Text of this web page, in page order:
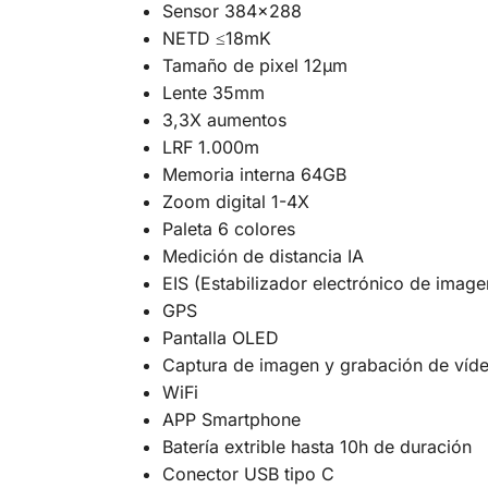
Sensor 384×288
NETD ≤18mK
Tamaño de pixel 12µm
Lente 35mm
3,3X aumentos
LRF 1.000m
Memoria interna 64GB
Zoom digital 1-4X
Paleta 6 colores
Medición de distancia IA
EIS (Estabilizador electrónico de
GPS
Pantalla OLED
Captura de imagen y grabación de
WiFi
APP Smartphone
Batería extrible hasta 10h de duración
Conector USB tipo C